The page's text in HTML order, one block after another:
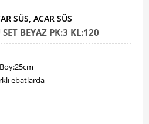
SÜS, ACAR SÜS
BEYAZ PK:3 KL:120
ebatlarda